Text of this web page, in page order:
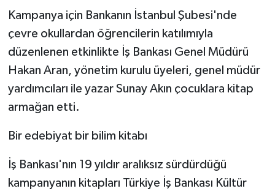
Kampanya için Bankanın İstanbul Şubesi'nde
çevre okullardan öğrencilerin katılımıyla
düzenlenen etkinlikte İş Bankası Genel Müdürü
Hakan Aran, yönetim kurulu üyeleri, genel müdür
yardımcıları ile yazar Sunay Akın çocuklara kitap
armağan etti.
Bir edebiyat bir bilim kitabı
İş Bankası'nın 19 yıldır aralıksız sürdürdüğü
kampanyanın kitapları Türkiye İş Bankası Kültür